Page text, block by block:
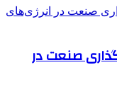
صنعت در